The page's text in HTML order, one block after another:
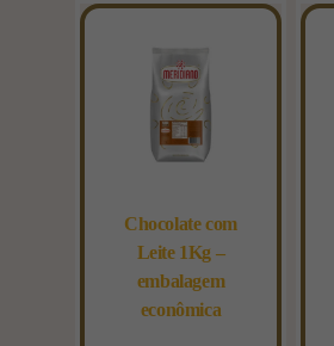
Chocolate com
Leite 1Kg –
embalagem
econômica